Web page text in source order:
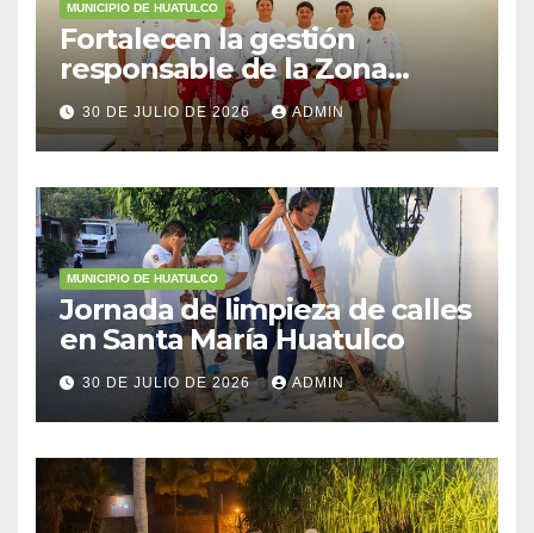
MUNICIPIO DE HUATULCO
Fortalecen la gestión
responsable de la Zona
Federal Marítimo Terrestre
30 DE JULIO DE 2026 ADMIN
MUNICIPIO DE HUATULCO
Jornada de limpieza de calles
en Santa María Huatulco
30 DE JULIO DE 2026 ADMIN